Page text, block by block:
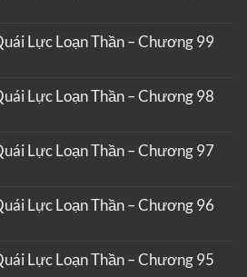
Lực Loạn Thần – Chương 99
Lực Loạn Thần – Chương 98
Lực Loạn Thần – Chương 97
Lực Loạn Thần – Chương 96
Lực Loạn Thần – Chương 95